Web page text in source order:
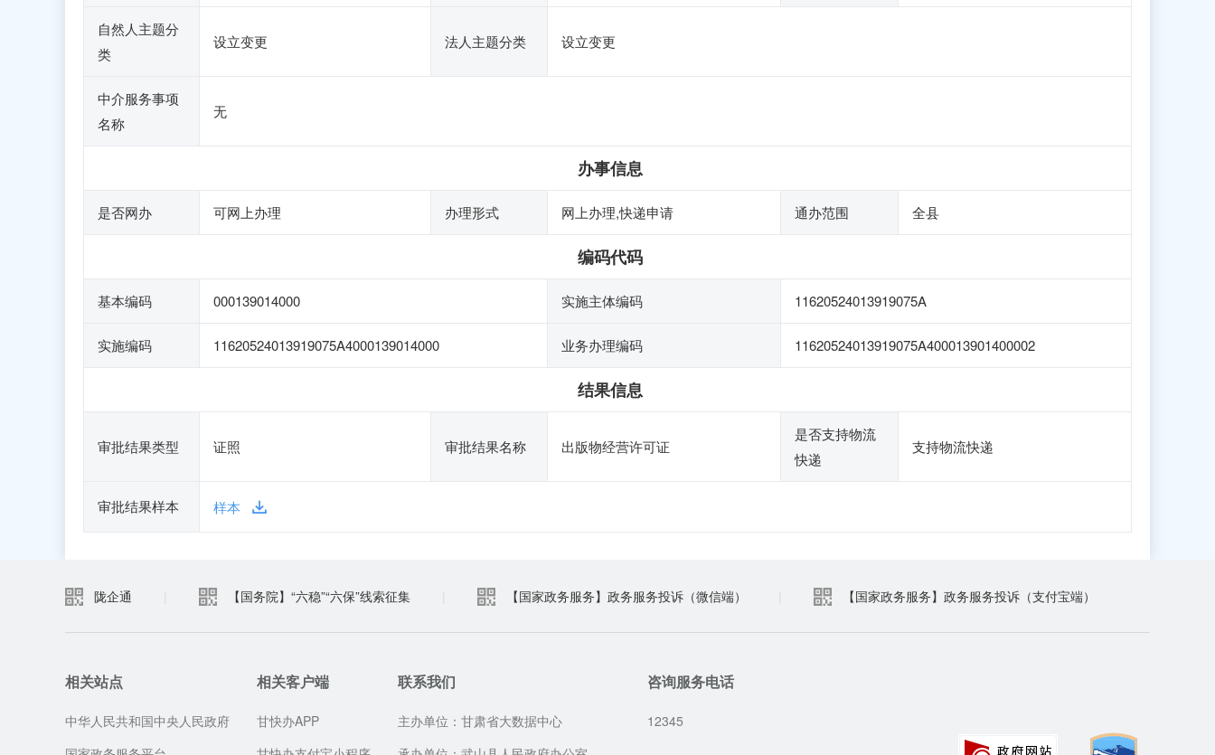
自然人主题分
类
设立变更 法人主题分类 设立变更
中介服务事项
名称
无
办事信息
是否网办 可网上办理 办理形式 网上办理,快递申请 通办范围 全县
编码代码
基本编码 000139014000 实施主体编码 11620524013919075A
实施编码 11620524013919075A4000139014000 业务办理编码 11620524013919075A400013901400002
结果信息
审批结果类型 证照 审批结果名称 出版物经营许可证
是否支持物流
快递
支持物流快递
审批结果样本 样本
陇企通 【国务院】“六稳”“六保”线索征集 【国家政务服务】政务服务投诉（微信端） 【国家政务服务】政务服务投诉（支付宝端）
相关站点
中华人民共和国中央人民政府
相关客户端
甘快办APP
联系我们
主办单位：甘肃省大数据中心
咨询服务电话
12345